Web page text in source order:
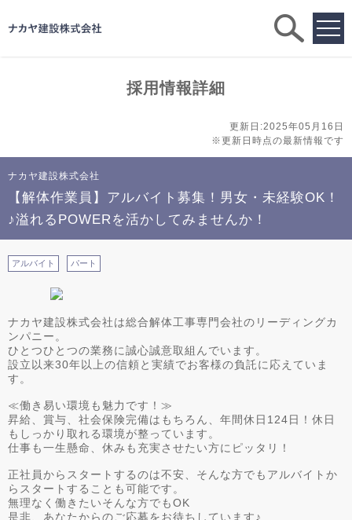
採用情報詳細
更新日:2025年05月16日
※更新日時点の最新情報です
ナカヤ建設株式会社
【解体作業員】アルバイト募集！男女・未経験OK！
♪溢れるPOWERを活かしてみませんか！
アルバイト パート
ナカヤ建設株式会社は総合解体工事専門会社のリーディングカ
ンパニー。
ひとつひとつの業務に誠心誠意取組んでいます。
設立以来30年以上の信頼と実績でお客様の負託に応えていま
す。
≪働き易い環境も魅力です！≫
昇給、賞与、社会保険完備はもちろん、年間休日124日！休日
もしっかり取れる環境が整っています。
仕事も一生懸命、休みも充実させたい方にピッタリ！
正社員からスタートするのは不安、そんな方でもアルバイトか
らスタートすることも可能です。
無理なく働きたいそんな方でもOK
是非、あなたからのご応募をお待ちしています♪